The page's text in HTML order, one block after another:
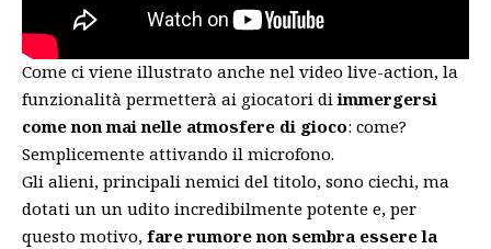
Come ci viene illustrato anche nel video live-action, la
funzionalità permetterà ai giocatori diimmergersi
come non mai nelle atmosfere di gioco: come?
Semplicemente attivando il microfono.
Gli alieni, principali nemici del titolo, sono ciechi, ma
dotati un un udito incredibilmente potente e, per
questo motivo, fare rumore non sembra essere la